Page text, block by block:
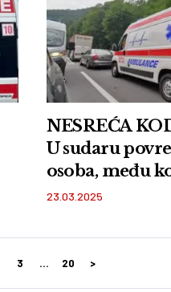
NESREĆA
U sudaru
osoba, među
troje dece
23.03.2025
Kretanje
3 … 20 >